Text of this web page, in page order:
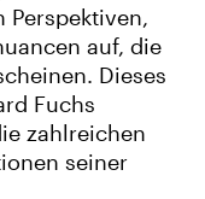
Perspektiven,
auf, die
Dieses
Fuchs
zahlreichen
seiner